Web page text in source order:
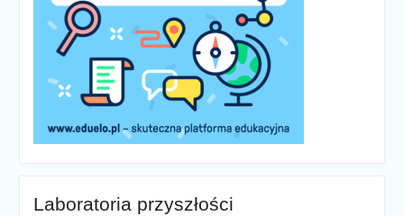
Laboratoria przyszłości